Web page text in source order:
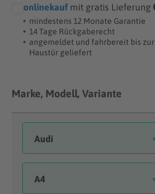
onlinekauf mit gratis Lieferung
mindestens 12 Monate Garantie
14 Tage Rückgaberecht
angemeldet und fahrbereit bis zur
Haustür geliefert
Marke, Modell, Variante